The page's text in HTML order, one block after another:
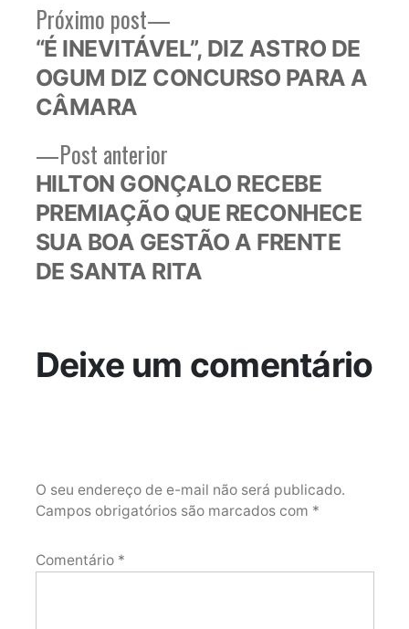
Navegação
de
Post
Post anteriorPost
anterior:
HILTON GONÇALO RECEBE
PREMIAÇÃO QUE RECONHECE
SUA BOA GESTÃO A FRENTE
DE SANTA RITA
Próximo post
Próximo
post:
“É INEVITÁVEL”, DIZ ASTRO DE
OGUM DIZ CONCURSO PARA A
CÂMARA
Deixe um comentário
O seu endereço de e-mail não será publicado.
Campos obrigatórios são marcados com *
Comentário *